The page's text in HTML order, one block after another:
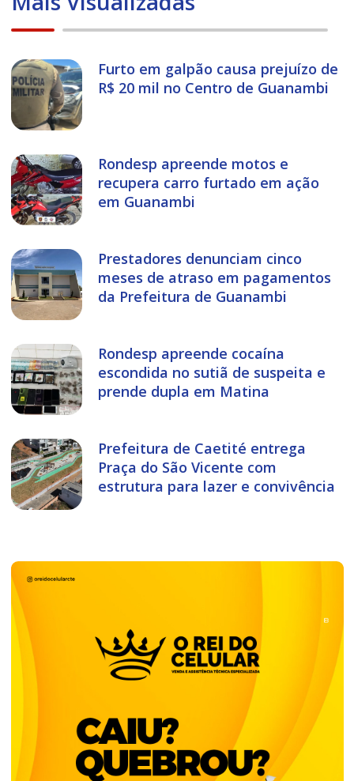
Furto em galpão causa prejuízo de
R$ 20 mil no Centro de Guanambi
Rondesp apreende motos e
recupera carro furtado em ação
em Guanambi
Prestadores denunciam cinco
meses de atraso em pagamentos
da Prefeitura de Guanambi
Rondesp apreende cocaína
escondida no sutiã de suspeita e
prende dupla em Matina
Prefeitura de Caetité entrega
Praça do São Vicente com
estrutura para lazer e convivência